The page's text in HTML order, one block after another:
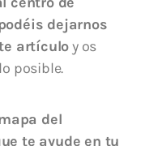
dejarnos
artículoy os
posible.
del
te ayude en tu